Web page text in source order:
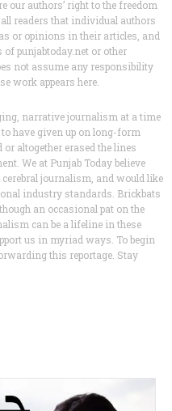
our authors’ right to the freedom
all readers that individual authors
or opinions in their articles, and
punjabtoday.net or other
not assume any responsibility
work appears here.
narrative journalism at a time
have given up on long-form
altogether erased the lines
We at Punjab Today believe
journalism, and would like
industry standards. Brickbats
an occasional pat on the
can be a lifeline in these
us in myriad ways. To begin
this reportage. Stay